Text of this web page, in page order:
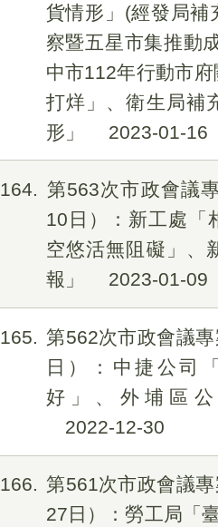
貨情形」(經發局補
察暨五星市集推動
中市112年行動市
打烊」、衛生局補
形」
2023-01-16
164
第563次市政會議
10日）：新工處「
空悠活無阻礙」、
報」
2023-01-09
165
第562次市政會議
日）：中捷公司
好」、外埔區
2022-12-30
166
第561次市政會議
27日）：勞工局「